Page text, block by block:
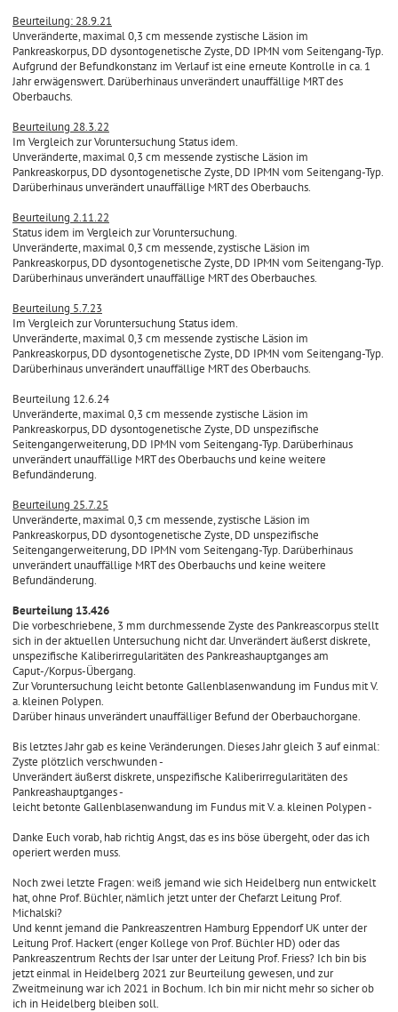
Beurteilung: 28.9.21
Unveränderte, maximal 0,3 cm messende zystische Läsion im
Pankreaskorpus, DD dysontogenetische Zyste, DD IPMN vom Seitengang-Typ.
Aufgrund der Befundkonstanz im Verlauf ist eine erneute Kontrolle in ca. 1
Jahr erwägenswert. Darüberhinaus unverändert unauffällige MRT des
Oberbauchs.
Beurteilung 28.3.22
Im Vergleich zur Voruntersuchung Status idem.
Unveränderte, maximal 0,3 cm messende zystische Läsion im
Pankreaskorpus, DD dysontogenetische Zyste, DD IPMN vom Seitengang-Typ.
Darüberhinaus unverändert unauffällige MRT des Oberbauchs.
Beurteilung 2.11.22
Status idem im Vergleich zur Voruntersuchung.
Unveränderte, maximal 0,3 cm messende, zystische Läsion im
Pankreaskorpus, DD dysontogenetische Zyste, DD IPMN vom Seitengang-Typ.
Darüberhinaus unverändert unauffällige MRT des Oberbauches.
Beurteilung 5.7.23
Im Vergleich zur Voruntersuchung Status idem.
Unveränderte, maximal 0,3 cm messende zystische Läsion im
Pankreaskorpus, DD dysontogenetische Zyste, DD IPMN vom Seitengang-Typ.
Darüberhinaus unverändert unauffällige MRT des Oberbauchs.
Beurteilung 12.6.24
Unveränderte, maximal 0,3 cm messende zystische Läsion im
Pankreaskorpus, DD dysontogenetische Zyste, DD unspezifische
Seitengangerweiterung, DD IPMN vom Seitengang-Typ. Darüberhinaus
unverändert unauffällige MRT des Oberbauchs und keine weitere
Befundänderung.
Beurteilung 25.7.25
Unveränderte, maximal 0,3 cm messende, zystische Läsion im
Pankreaskorpus, DD dysontogenetische Zyste, DD unspezifische
Seitengangerweiterung, DD IPMN vom Seitengang-Typ. Darüberhinaus
unverändert unauffällige MRT des Oberbauchs und keine weitere
Befundänderung.
Beurteilung 13.426
Die vorbeschriebene, 3 mm durchmessende Zyste des Pankreascorpus stellt
sich in der aktuellen Untersuchung nicht dar. Unverändert äußerst diskrete,
unspezifische Kaliberirregularitäten des Pankreashauptganges am
Caput-/Korpus-Übergang.
Zur Voruntersuchung leicht betonte Gallenblasenwandung im Fundus mit V.
a. kleinen Polypen.
Darüber hinaus unverändert unauffälliger Befund der Oberbauchorgane.
Bis letztes Jahr gab es keine Veränderungen. Dieses Jahr gleich 3 auf einmal:
Zyste plötzlich verschwunden -
Unverändert äußerst diskrete, unspezifische Kaliberirregularitäten des
Pankreashauptganges -
leicht betonte Gallenblasenwandung im Fundus mit V. a. kleinen Polypen -
Danke Euch vorab, hab richtig Angst, das es ins böse übergeht, oder das ich
operiert werden muss.
Noch zwei letzte Fragen: weiß jemand wie sich Heidelberg nun entwickelt
hat, ohne Prof. Büchler, nämlich jetzt unter der Chefarzt Leitung Prof.
Michalski?
Und kennt jemand die Pankreaszentren Hamburg Eppendorf UK unter der
Leitung Prof. Hackert (enger Kollege von Prof. Büchler HD) oder das
Pankreaszentrum Rechts der Isar unter der Leitung Prof. Friess? Ich bin bis
jetzt einmal in Heidelberg 2021 zur Beurteilung gewesen, und zur
Zweitmeinung war ich 2021 in Bochum. Ich bin mir nicht mehr so sicher ob
ich in Heidelberg bleiben soll.